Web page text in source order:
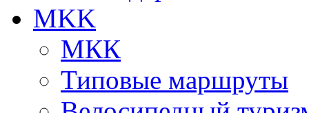
MKK
МКК
Типовые маршруты